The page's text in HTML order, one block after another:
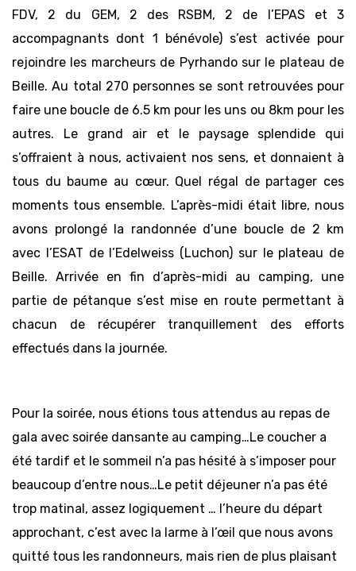
FDV, 2 du GEM, 2 des RSBM, 2 de l’EPAS et 3
accompagnants dont 1 bénévole) s’est activée pour
rejoindre les marcheurs de Pyrhando sur le plateau de
Beille. Au total 270 personnes se sont retrouvées pour
faire une boucle de 6.5 km pour les uns ou 8km pour les
autres. Le grand air et le paysage splendide qui
s’offraient à nous, activaient nos sens, et donnaient à
tous du baume au cœur. Quel régal de partager ces
moments tous ensemble. L’après-midi était libre, nous
avons prolongé la randonnée d’une boucle de 2 km
avec l’ESAT de l’Edelweiss (Luchon) sur le plateau de
Beille. Arrivée en fin d’après-midi au camping, une
partie de pétanque s’est mise en route permettant à
chacun de récupérer tranquillement des efforts
effectués dans la journée.
Pour la soirée, nous étions tous attendus au repas de
gala avec soirée dansante au camping…Le coucher a
été tardif et le sommeil n’a pas hésité à s’imposer pour
beaucoup d’entre nous…Le petit déjeuner n’a pas été
trop matinal, assez logiquement … l’heure du départ
approchant, c’est avec la larme à l’œil que nous avons
quitté tous les randonneurs, mais rien de plus plaisant